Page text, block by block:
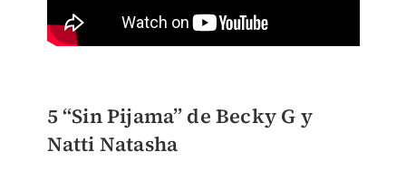
5 “Sin Pijama” de Becky G y
Natti Natasha